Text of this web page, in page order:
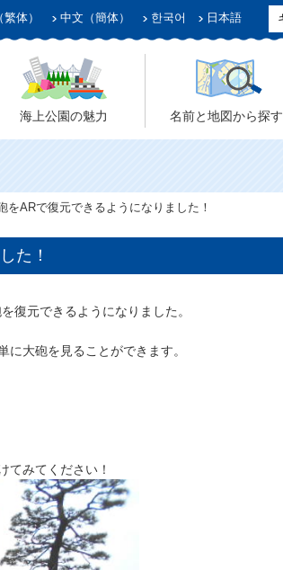
体） 中文（簡体） 한국어 日本語
海上公園の魅力 名前と地図から探す
をARで復元できるようになりました！
た！
復元できるようになりました。
大砲を見ることができます。
てみてください！